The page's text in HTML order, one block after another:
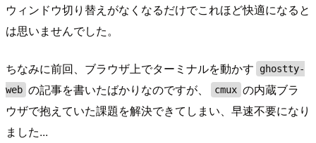
ウィンドウ切り替えがなくなるだけでこれほど快適になると
は思いませんでした。
ちなみに前回、ブラウザ上でターミナルを動かす
ghostty-
web の記事を書いたばかりなのですが、 cmux の内蔵ブラ
ウザで抱えていた課題を解決できてしまい、早速不要になり
ました...